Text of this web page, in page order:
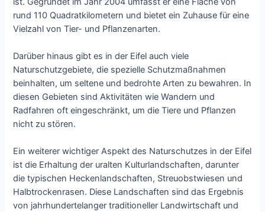
rund 110 Quadratkilometern und bietet ein Zuhause für eine
Vielzahl von Tier- und Pflanzenarten.
Darüber hinaus gibt es in der Eifel auch viele
Naturschutzgebiete, die spezielle Schutzmaßnahmen
beinhalten, um seltene und bedrohte Arten zu bewahren. In
diesen Gebieten sind Aktivitäten wie Wandern und
Radfahren oft eingeschränkt, um die Tiere und Pflanzen
nicht zu stören.
Ein weiterer wichtiger Aspekt des Naturschutzes in der Eifel
ist die Erhaltung der uralten Kulturlandschaften, darunter
die typischen Heckenlandschaften, Streuobstwiesen und
Halbtrockenrasen. Diese Landschaften sind das Ergebnis
von jahrhundertelanger traditioneller Landwirtschaft und